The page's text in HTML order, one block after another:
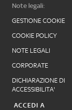
Note legali:
GESTIONE COOKIE
COOKIE POLICY
NOTE LEGALI
CORPORATE
DICHIARAZIONE DI
ACCESSIBILITA'
ACCEDI A